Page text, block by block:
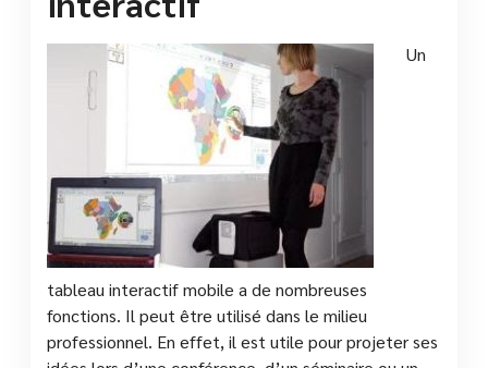
Un
tableau interactif mobile a de nombreuses
fonctions. Il peut être utilisé dans le milieu
professionnel. En effet, il est utile pour projeter ses